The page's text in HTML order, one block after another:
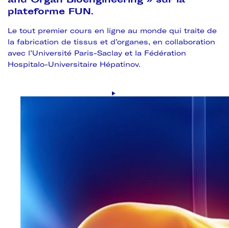
plateforme FUN.
Le tout premier cours en ligne au monde qui traite de
la fabrication de tissus et d’organes, en collaboration
avec l’Université Paris-Saclay et la Fédération
Hospitalo-Universitaire Hépatinov.